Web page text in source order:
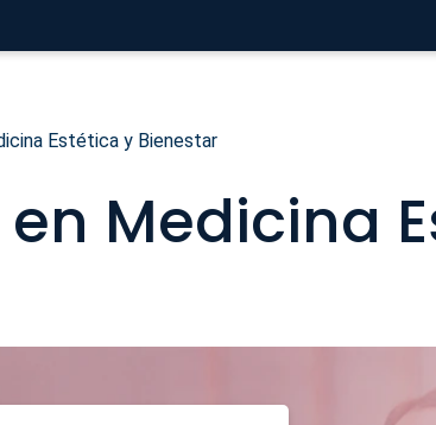
Estética y Bienestar
Medicina